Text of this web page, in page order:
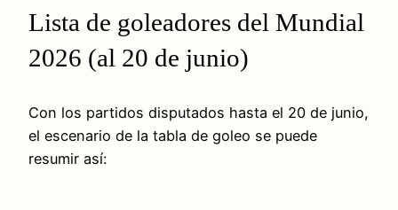
Lista de goleadores del Mundial
2026 (al 20 de junio)
Con los partidos disputados hasta el 20 de junio,
el escenario de la tabla de goleo se puede
resumir así: